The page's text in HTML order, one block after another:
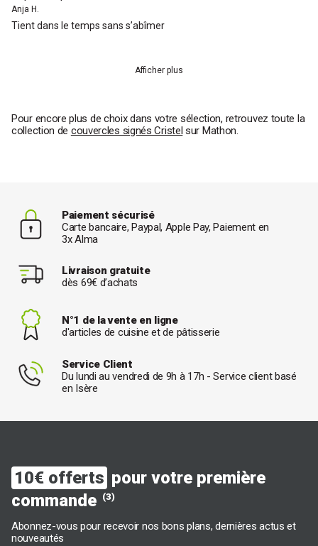
Anja H.
Tient dans le temps sans s’abîmer
Afficher plus
Pour encore plus de choix dans votre sélection, retrouvez toute la
collection de couvercles signés Cristel sur Mathon.
Paiement sécurisé
Carte bancaire, Paypal, Apple Pay, Paiement en
3x Alma
Livraison gratuite
dès 69€ d’achats
N°1 de la vente en ligne
d'articles de cuisine et de pâtisserie
Service Client
Du lundi au vendredi de 9h à 17h - Service client basé
en Isère
10€ offerts pour votre première
commande (3)
Abonnez-vous pour recevoir nos bons plans, dernières actus et
nouveautés